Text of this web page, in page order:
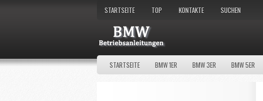
STARTSEITE TOP KONTAKTE SUCHEN
STARTSEITE BMW 1ER BMW 3ER BMW 5ER